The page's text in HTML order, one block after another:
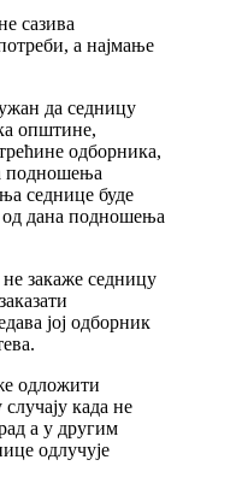
сазива
а најмање
да седницу
општине,
одборника,
подношења
седнице буде
од дана подношења
закаже седницу
јој одборник
одложити
случају када не
а у другим
одлучује